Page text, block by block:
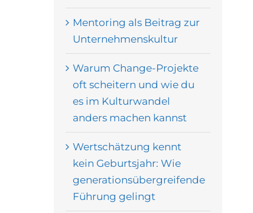
Mentoring als Beitrag zur
Unternehmenskultur
Warum Change-Projekte
oft scheitern und wie du
es im Kulturwandel
anders machen kannst
Wertschätzung kennt
kein Geburtsjahr: Wie
generationsübergreifende
Führung gelingt